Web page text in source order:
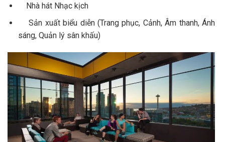
Nhà hát Nhạc kịch
Sản xuất biểu diễn (Trang phục, Cảnh, Âm thanh, Ánh
sáng, Quản lý sân khấu)